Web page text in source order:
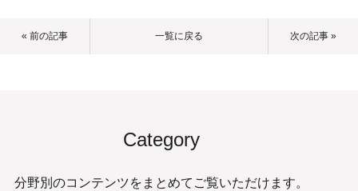
« 前の記事 一覧に戻る 次の記事 »
Category
分野別のコンテンツをまとめてご覧いただけます。